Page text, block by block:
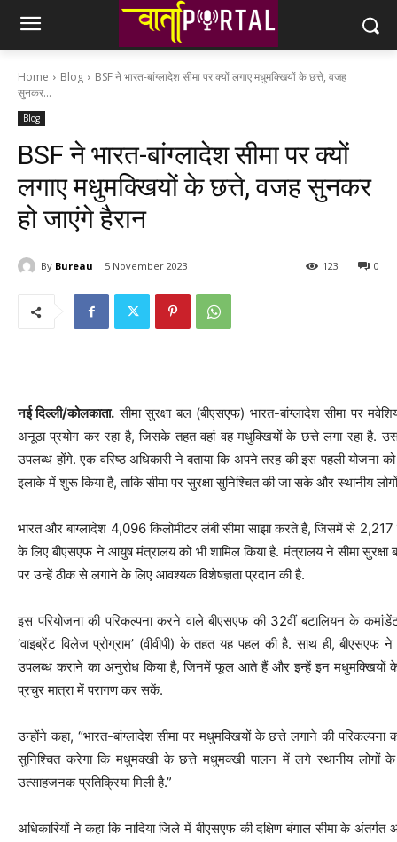
Home Blog
BSF ने भारत-बांग्लादेश सीमा पर क्यों लगाए मधुमक्खियों के छत्ते, वजह
सुनकर...
Blog
BSF ने भारत-बांग्लादेश सीमा पर क्यों
लगाए मधुमक्खियों के छत्ते, वजह सुनकर
हो जाएंगे हैरान
By Bureau 5 November 2023 0
123
नई दिल्ली/कोलकाता. सीमा सुरक्षा बल (बीएसएफ) भारत-बांग्लादेश सीमा पर
अनूठा प्रयोग कर रहा है, जिसके तहत वहां वह मधुक्खियों के छत्ते लगा रहा है.
उपलब्ध होंगे. एक वरिष्ठ अधिकारी ने बताया कि अपने तरह की इस पहली योजना
इलाके में शुरू किया है, ताकि सीमा पर सुरक्षा सुनिश्चित की जा सके और स्थानीय
भारत और बांग्लादेश 4,096 किलोमीटर लंबी सीमा साझा करते हैं, जिसमें से 2,217
के लिए बीएसएफ ने आयुष मंत्रालय को भी शामिल किया है. मंत्रालय ने सीमा
पर उन्हें ठीक से लगाने के लिए आवश्यक विशेषज्ञता प्रदान की है.
इस परियोजना की परिकल्पना करने वाले बीएसएफ की 32वीं बटालियन के
‘वाइब्रेंट विलेज प्रोग्राम’ (वीवीपी) के तहत यह पहल की है. साथ ही,
उपलब्ध कराने का अनुरोध किया है, जिनमें फूल आते हैं और इन्हें इन मधुमक्खियों
प्रचुर मात्रा में परागण कर सकें.
उन्होंने कहा, “भारत-बांग्लादेश सीमा पर मधुमक्खियों के छत्ते लगाने की
सुनिश्चित करेगा कि मधुमक्खी के छत्ते मधुमक्खी पालन में लगे स्थानीय
उत्साहजनक प्रतिक्रिया मिली है.”
अधिकारियों ने कहा कि नादिया जिले में बीएसएफ की दक्षिण बंगाल सीमा के अंतर्गत